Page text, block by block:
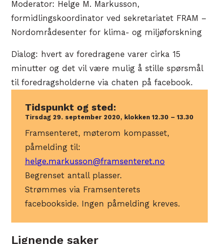
Moderator: Helge M. Markusson,
formidlingskoordinator ved sekretariatet FRAM –
Nordområdesenter for klima- og miljøforskning
Dialog: hvert av foredragene varer cirka 15
minutter og det vil være mulig å stille spørsmål
til foredragsholderne via chaten på facebook.
Tidspunkt og sted:
Tirsdag 29. september 2020, klokken 12.30 – 13.30
Framsenteret, møterom kompasset,
påmelding til:
helge.markusson@framsenteret.no
Begrenset antall plasser.
Strømmes via Framsenterets
facebookside. Ingen påmelding kreves.
Lignende saker